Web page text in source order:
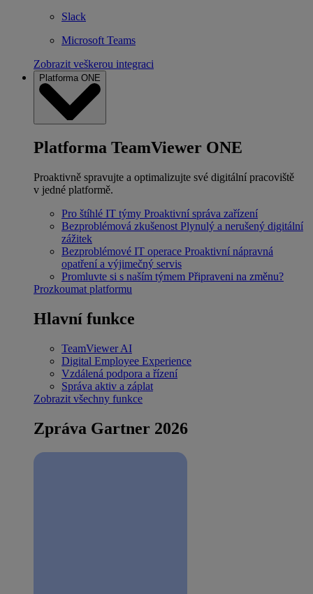
Slack
Microsoft Teams
Zobrazit veškerou integraci
Platforma ONE
Platforma TeamViewer ONE
Proaktivně spravujte a optimalizujte své digitální pracoviště
v jedné platformě.
Pro štíhlé IT týmy Proaktivní správa zařízení
Bezproblémová zkušenost Plynulý a nerušený digitální
zážitek
Bezproblémové IT operace Proaktivní nápravná
opatření a výjimečný servis
Promluvte si s naším týmem Připraveni na změnu?
Prozkoumat platformu
Hlavní funkce
TeamViewer AI
Digital Employee Experience
Vzdálená podpora a řízení
Správa aktiv a záplat
Zobrazit všechny funkce
Zpráva Gartner 2026